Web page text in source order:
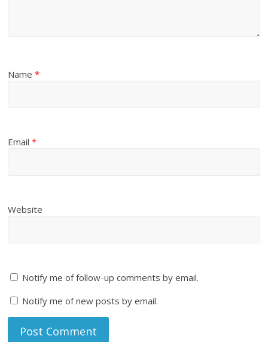
Name*
Email*
Website
Notify me of follow-up comments by email.
Notify me of new posts by email.